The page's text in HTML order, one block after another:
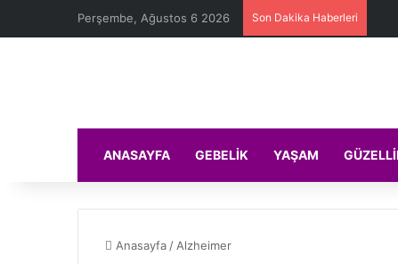
Perşembe, Ağustos 6 2026 Son Dakika Haberleri
ANASAYFA GEBELIK YAŞAM
Anasayfa / Alzheimer